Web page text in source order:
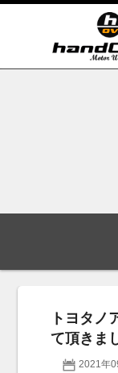
会社概要
アクセス
トヨタ
て頂きま
2021年